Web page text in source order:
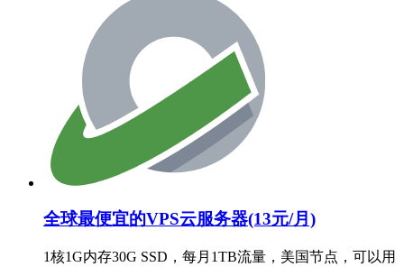
全球最便宜的VPS云服务器(13元/月)
1核1G内存30G SSD，每月1TB流量，美国节点，可以用